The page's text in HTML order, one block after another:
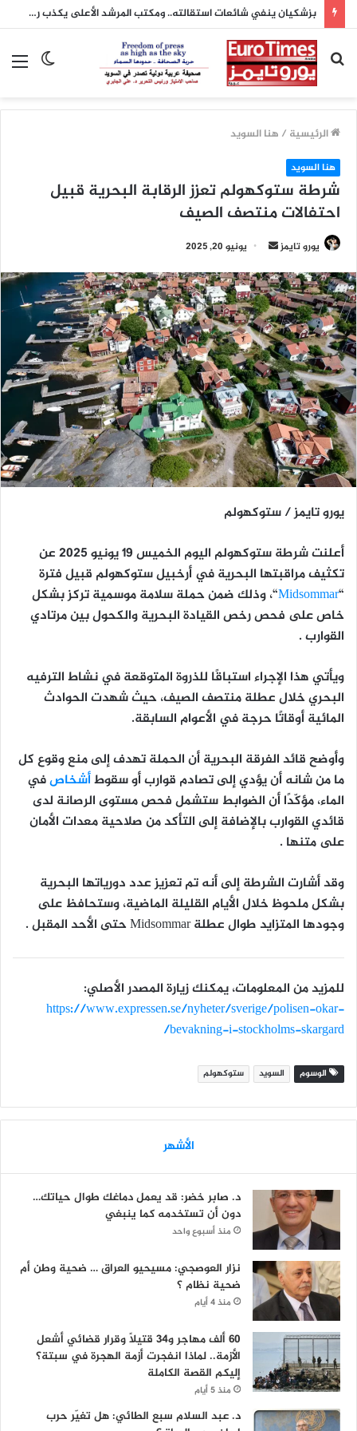
بزشكيان ينفي شائعات استقالته.. ومكتب المرشد الأعلى يكذب رواية محمد باقر خرازي
الوضع
بحث
عن
الرئيسية / هنا السويد
هنا السويد
شرطة ستوكهولم تعزز الرقابة البحرية قبيل
احتفالات منتصف الصيف
يورو تايمز
أرسل
إلكترونيا
يونيو 20, 2025
يورو تايمز / ستوكهولم
أعلنت شرطة ستوكهولم اليوم الخميس 19 يونيو 2025 عن
تكثيف مراقبتها البحريةفي أرخبيل ستوكهولم قبيل فترة
“
Midsommar“، وذلك ضمن حملة سلامة موسمية تركز بشكل
خاص على فحص رخص القيادة البحرية والكحولبين مرتادي
القوارب .
ويأتي هذا الإجراء استباقًا للذروة المتوقعة في نشاط الترفيه
البحري خلال عطلة منتصف الصيف، حيث شهدت الحوادث
المائية أوقاتًا حرجة في الأعوام السابقة.
وأوضح قائد الفرقة البحرية أن الحملة تهدف إلى منع وقوع كل
ما من شانه أن يؤدي إلى تصادم قوارب أو سقوطأشخاصفي
الماء، مؤكّدًا أن الضوابط ستشمل فحص مستوى الرصانة لدى
قائدي القوارب بالإضافة إلى التأكد من صلاحية معدات الأمان
على متنها .
وقد أشارت الشرطة إلى أنهتم تعزيز عدد دورياتها البحرية
بشكل ملحوظ خلال الأيام القليلة الماضية، وستحافظ على
وجودها المتزايد طوال عطلة Midsommar حتى الأحد المقبل .
للمزيد من المعلومات، يمكنك زيارة المصدر الأصلي:
https://www.expressen.se/nyheter/sverige/polisen-okar-
bevakning-i-stockholms-skargard/
الوسوم السويد ستوكهولم
الأشهر
د. صابر خضر: قد يعمل دماغك طوال حياتك…
دون أن تستخدمه كما ينبغي
منذ أسبوع واحد
نزار العوصجي: مسيحيو العراق … ضحية وطن أم
ضحية نظام ؟
منذ 4 أيام
60 ألف مهاجر و34 قتيلاً وقرار قضائي أشعل
الأزمة.. لماذا انفجرت أزمة الهجرة في سبتة؟
إليكم القصة الكاملة
منذ 5 أيام
د. عبد السلام سبع الطائي: هل تغيّر حرب